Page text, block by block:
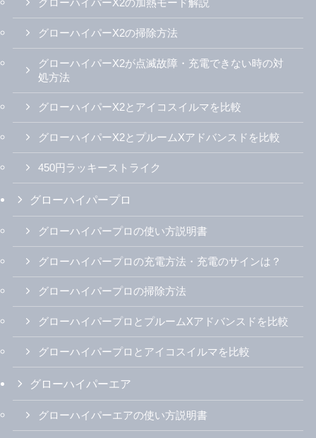
グローハイパーX2の加熱モード解説
グローハイパーX2の掃除方法
グローハイパーX2が点滅故障・充電できない時の対
処方法
グローハイパーX2とアイコスイルマを比較
グローハイパーX2とプルームXアドバンスドを比較
450円ラッキーストライク
グローハイパープロ
グローハイパープロの使い方説明書
グローハイパープロの充電方法・充電のサインは？
グローハイパープロの掃除方法
グローハイパープロとプルームXアドバンスドを比較
グローハイパープロとアイコスイルマを比較
グローハイパーエア
グローハイパーエアの使い方説明書